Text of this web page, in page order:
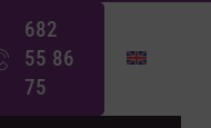
682
55 86
75